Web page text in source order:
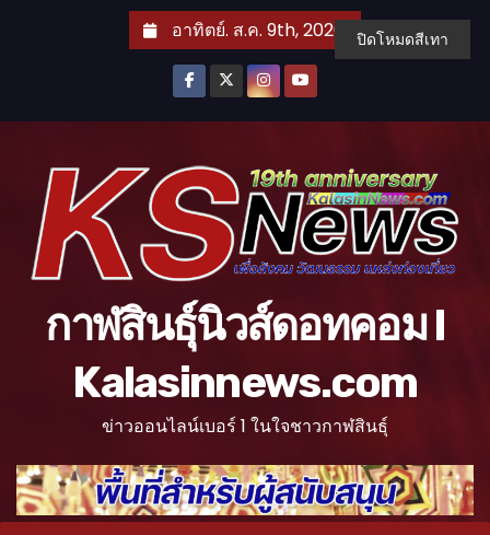
อาทิตย์. ส.ค. 9th, 2026
กาฬสินธุ์นิวส์ดอทคอม l
Kalasinnews.com
ข่าวออนไลน์เบอร์ 1 ในใจชาวกาฬสินธุ์
ปิดโหมดสีเทา